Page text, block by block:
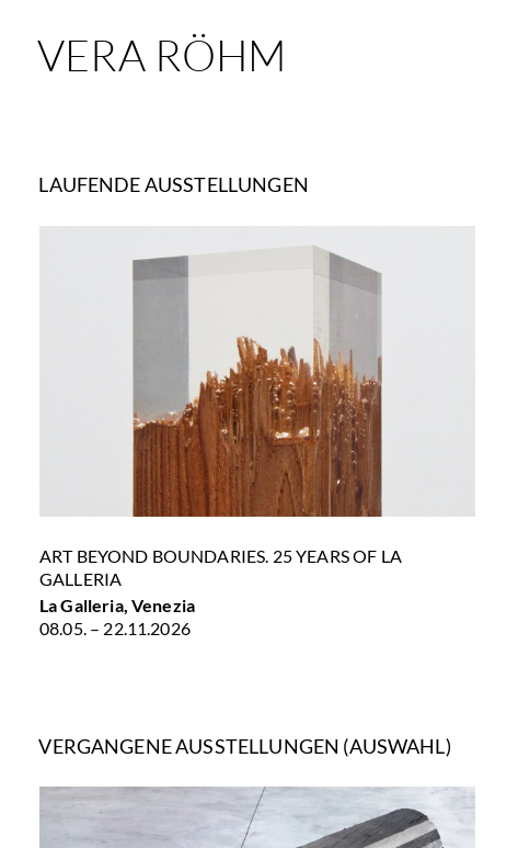
VERA RÖHM
LAUFENDE AUSSTELLUNGEN
ART BEYOND BOUNDARIES. 25 YEARS OF LA
GALLERIA
La Galleria, Venezia
08.05. – 22.11.2026
VERGANGENE AUSSTELLUNGEN (AUSWAHL)